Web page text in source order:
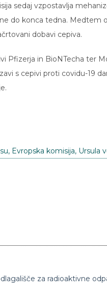
sedaj vzpostavlja
do konca tedna. Medtem
dobavi cepiva.
Pfizerja in BioNTecha ter
s cepivi proti covidu-19
, Evropska komisija, Ursula